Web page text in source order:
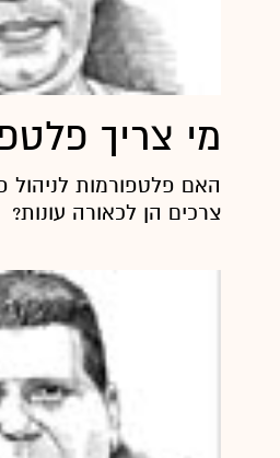
מי צריך
צרכים הן לכאורה עונות?